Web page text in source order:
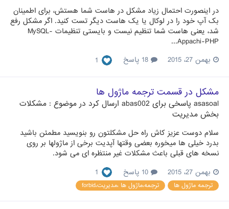
در اینصورت احتمال زیاد مشکل در هاست شما هستش، برای اطمینان
بک آپ خود را در لوکال یا یک هاست دیگر تست کنید. اگر مشکل رفع
شد، یعنی هاست شما تنظیم نیست و بایستی تنظیمات MySQL-
Appachi-PHP...
بهمن 27، 2015
1
مشکل در قسمت ترجمه ماژول ها
asasoal پاسخی برای abas002 ارسال کرد در موضوع : مشکلات
بخش مدیریت
سلام دوست عزیز کاش راه حل مشکلتون رو بنویسید مطمئن باشید
بدرد خیلی ها میخوره بعضی وقتها آپدیت برخی از ماژولها بر روی
نسخه های قبلی باعث مشکلات غیر منتظره ای می شود.
بهمن 27، 2015
1
ترجمه ماژول ها ترجمه،ماژول ها ،مدیریت،forbid